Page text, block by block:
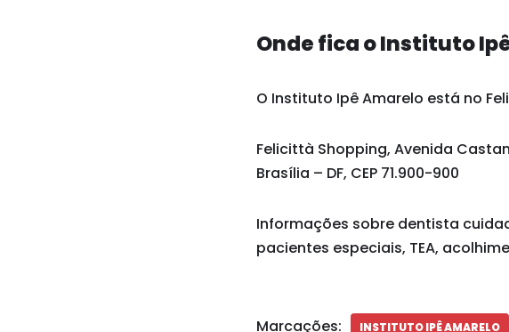
Onde fica o Instituto
O Instituto Ipê Amarelo está no
Felicittà Shopping, Avenida
Brasília – DF, CEP 71.900-900
Informações sobre dentista
pacientes especiais, TEA,
Marcações: INSTITUTO IPÊ AMARELO